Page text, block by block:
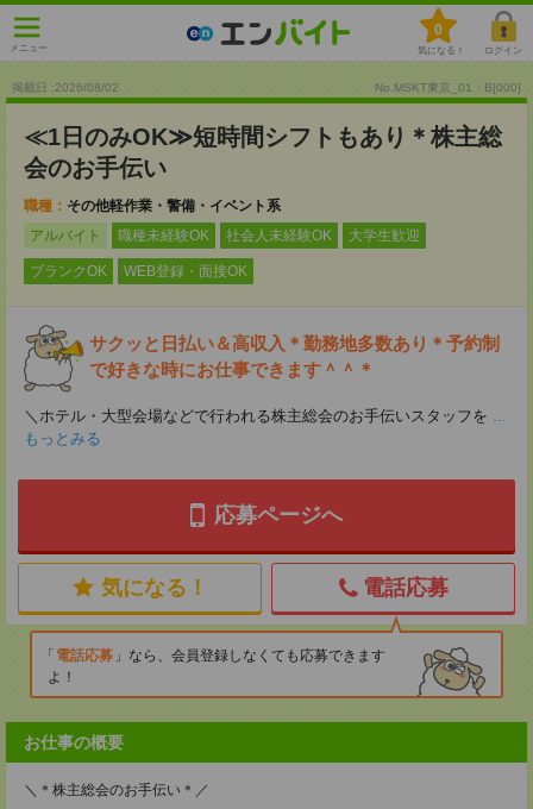
メニュー
0
気になる！ ログイン
掲載日 :2026/08/02 No.MSKT東京_01・B[000]
≪1日のみOK≫短時間シフトもあり＊株主総
会のお手伝い
職種： その他軽作業・警備・イベント系
アルバイト
職種未経験OK 社会人未経験OK 大学生歓迎
ブランクOK WEB登録・面接OK
サクッと日払い＆高収入＊勤務地多数あり＊予約制
で好きな時にお仕事できます＾＾＊
＼ホテル・大型会場などで行われる株主総会のお手伝いスタッフを ...
もっとみる
応募ページへ
気になる！ 電話応募
電話応募
なら、会員登録しなくても応募できます
よ！
お仕事の概要
＼＊株主総会のお手伝い＊／